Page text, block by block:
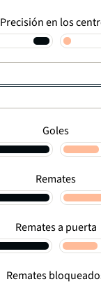
Precisión en los
Goles
Remates
Remates a puerta
Remates